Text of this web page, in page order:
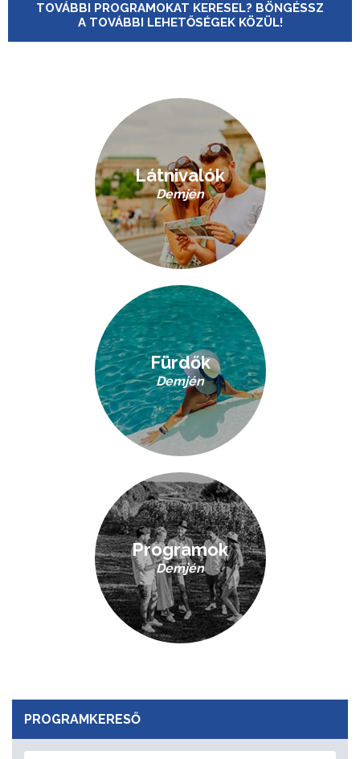
PROGRAMKERESŐ
TOVÁBBI PROGRAMOKAT KERESEL? BÖNGÉSSZ
A TOVÁBBI LEHETŐSÉGEK KÖZÜL!
Látnivalók
Demjén
Fürdők
Demjén
Programok
Demjén